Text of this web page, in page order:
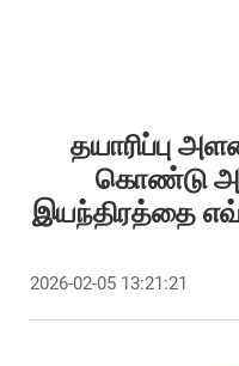
தயாரிப்பு
கொண்டு
இயந்திரத்தை
2026-02-05 13:21:21